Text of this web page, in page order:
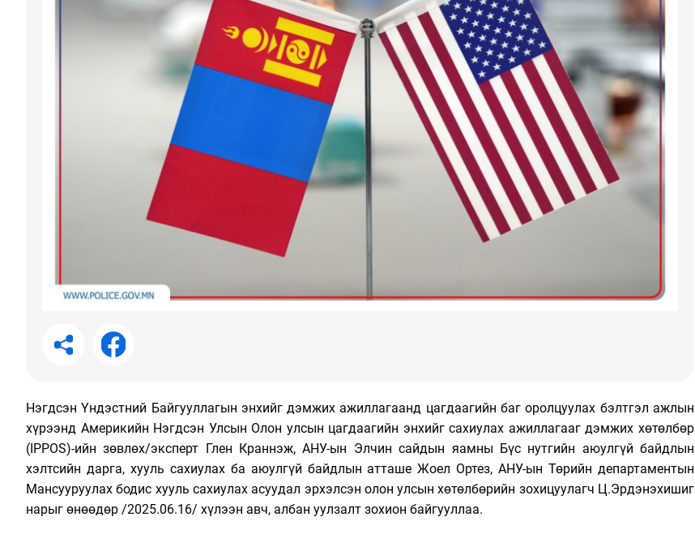
Нэгдсэн Үндэстний Байгууллагын энхийг дэмжих ажиллагаанд цагдаагийн баг оролцуулах бэлтгэл ажлын
хүрээнд Америкийн Нэгдсэн Улсын Олон улсын цагдаагийн энхийг сахиулах ажиллагааг дэмжих хөтөлбөр
(IPPOS)-ийн зөвлөх/эксперт Глен Краннэж, АНУ-ын Элчин сайдын яамны Бүс нутгийн аюулгүй байдлын
хэлтсийн дарга, хууль сахиулах ба аюулгүй байдлын атташе Жоел Ортез, АНУ-ын Төрийн департаментын
Мансууруулах бодис хууль сахиулах асуудал эрхэлсэн олон улсын хөтөлбөрийн зохицуулагч Ц.Эрдэнэхишиг
нарыг өнөөдөр /2025.06.16/ хүлээн авч, албан уулзалт зохион байгууллаа.